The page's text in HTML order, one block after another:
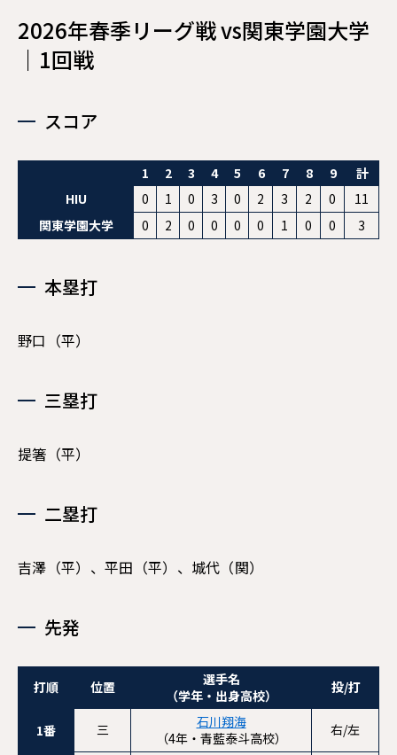
MEMBER
現役メンバー
CAREER
卒業生インタビュー
OBクラブ会員の方
2026年春季リーグ戦 vs関東学園大学
｜1回戦
スコア
1 2 3 4 5 6 7 8 9
計
HIU
0 1 0 3 0 2 3 2 0
11
関東学園大学
0 2 0 0 0 0 1 0 0 3
本塁打
野口（平）
三塁打
提箸（平）
二塁打
吉澤（平）、平田（平）、城代（関）
先発
打順 位置
選手名
（学年・出身高校）
投/打
1番 三
石川翔海
（4年・青藍泰斗高校）
右/左